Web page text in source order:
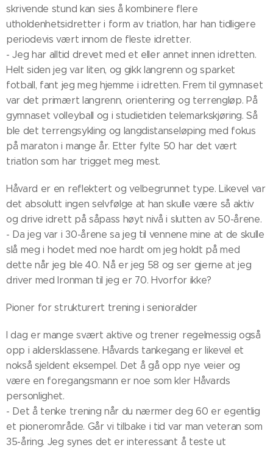
skrivende stund kan sies å kombinere flere
utholdenhetsidretter i form av triatlon, har han tidligere
periodevis vært innom de fleste idretter.
- Jeg har alltid drevet med et eller annet innen idretten.
Helt siden jeg var liten, og gikk langrenn og sparket
fotball, fant jeg meg hjemme i idretten. Frem til gymnaset
var det primært langrenn, orientering og terrengløp. På
gymnaset volleyball og i studietiden telemarkskjøring. Så
ble det terrengsykling og langdistanseløping med fokus
på maraton i mange år. Etter fylte 50 har det vært
triatlon som har trigget meg mest.
Håvard er en reflektert og velbegrunnet type. Likevel var
det absolutt ingen selvfølge at han skulle være så aktiv
og drive idrett på såpass høyt nivå i slutten av 50-årene.
- Da jeg var i 30-årene sa jeg til vennene mine at de skulle
slå meg i hodet med noe hardt om jeg holdt på med
dette når jeg ble 40. Nå er jeg 58 og ser gjerne at jeg
driver med Ironman til jeg er 70. Hvorfor ikke?
Pioner for strukturert trening i senioralder
I dag er mange svært aktive og trener regelmessig også
opp i aldersklassene. Håvards tankegang er likevel et
nokså sjeldent eksempel. Det å gå opp nye veier og
være en foregangsmann er noe som kler Håvards
personlighet.
- Det å tenke trening når du nærmer deg 60 er egentlig
et pionerområde. Går vi tilbake i tid var man veteran som
35-åring. Jeg synes det er interessant å teste ut